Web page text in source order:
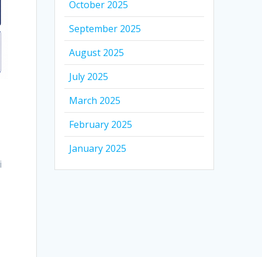
October 2025
September 2025
August 2025
July 2025
March 2025
February 2025
January 2025